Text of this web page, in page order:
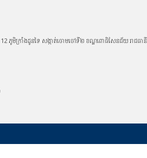
12 ភូមិក្រាំងដូនទៃ សង្កាត់ចោមចៅទី២ ខណ្ឌពោធិសែនជ័យ រាជធានី